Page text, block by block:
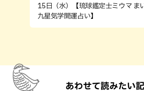
15日（水）【琉球鑑定士ミウマ ま
九星気学開運占い】
あわせて読みたい